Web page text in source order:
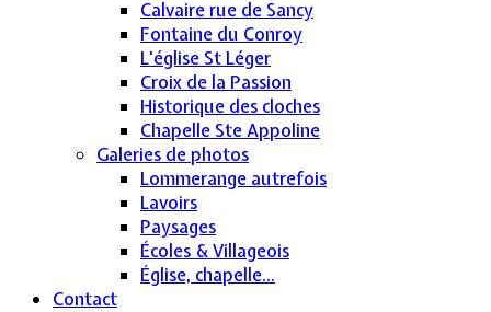
Calvaire rue de Sancy
Fontaine du Conroy
L'église St Léger
Croix de la Passion
Historique des cloches
Chapelle Ste Appoline
Galeries de photos
Lommerange autrefois
Lavoirs
Paysages
Écoles & Villageois
Église, chapelle...
Contact